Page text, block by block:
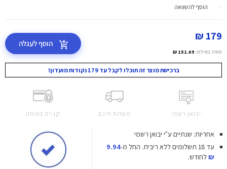
הוסף להשוואה
179 ₪
מחיר באילת: 151.69 ₪
הוסף לעגלה
ברכישת מוצר זה תוכלו לקבל עד 179 נקודות מועדון!
יבואן רשמי משלוח חינם קנייה בטוחה
אחריות: שנתיים ע"י יבואן רשמי
עד 18 תשלומים ללא ריבית.
החל מ-9.94
₪לחודש.